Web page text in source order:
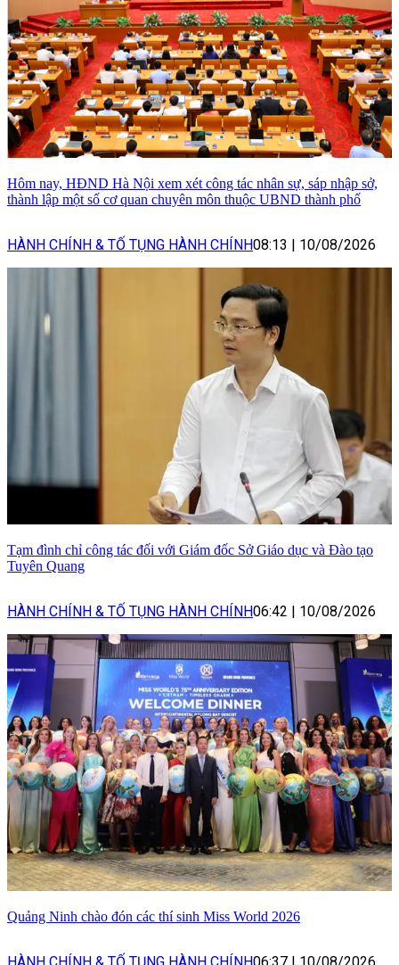
Hôm nay, HĐND Hà Nội xem xét công tác nhân sự, sáp nhập sở,
thành lập một số cơ quan chuyên môn thuộc UBND thành phố
HÀNH CHÍNH & TỐ TỤNG HÀNH CHÍNH08:13 10/08/2026
Tạm đình chỉ công tác đối với Giám đốc Sở Giáo dục và Đào tạo
Tuyên Quang
HÀNH CHÍNH & TỐ TỤNG HÀNH CHÍNH06:42 10/08/2026
Quảng Ninh chào đón các thí sinh Miss World 2026